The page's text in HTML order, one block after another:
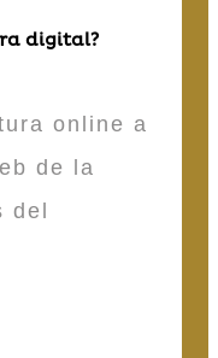
digital?
online a
de la